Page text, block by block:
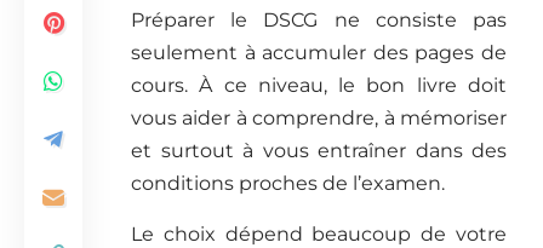
Préparer le DSCG ne consiste pas
seulement à accumuler des pages de
cours. À ce niveau, le bon livre doit
vous aider à comprendre, à mémoriser
et surtout à vous entraîner dans des
conditions proches de l’examen.
Le choix dépend beaucoup de votre